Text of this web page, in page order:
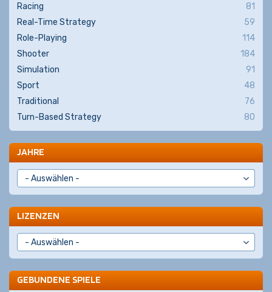
Racing
81
Real-Time Strategy
59
Role-Playing
114
Shooter
184
Simulation
91
Sport
48
Traditional
76
Turn-Based Strategy
80
JAHRE
LIZENZEN
GEBUNDENE SPIELE